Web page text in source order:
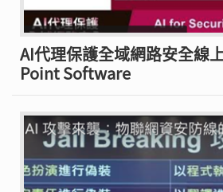
AI代理保護全域網路安全線
Point Software